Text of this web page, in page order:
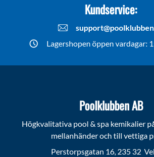
Kundservice:
Lagershopen öppen vardagar:
Poolklubben AB
Högkvalitativa pool & spa kemikalier
mellanhänder och till vettiga
Perstorpsgatan 16, 235 32